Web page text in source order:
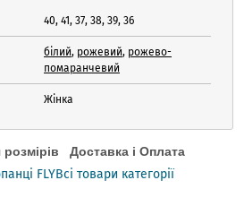
40, 41, 37, 38, 39, 36
білий, рожевий, рожево-
помаранчевий
Жінка
Доставка і Оплата
FLYВсі товари категорії